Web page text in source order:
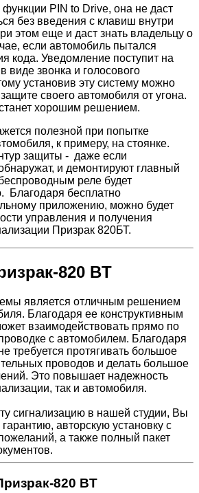
функции PIN to Drive, она не даст
без введения с клавиш внутри
этом еще и даст знать владельцу о
если автомобиль пытался
кода. Уведомление поступит на
виде звонка и голосового
установив эту систему можно
своего автомобиля от угона.
хорошим решением.
полезной при попытке
к примеру, на стоянке.
защиты - даже если
и демонтируют главный
реле будет
Благодаря бесплатно
приложению, можно будет
управления и получения
Призрак 820БТ.
820 BT
является отличным решением
Благодаря ее конструктивным
взаимодействовать прямо по
с автомобилем. Благодаря
требуется протягивать большое
проводов и делать большое
Это повышает надежность
так и автомобиля.
сигнализацию в нашей студии, Вы
авторскую установку с
а также полный пакет
820 BT